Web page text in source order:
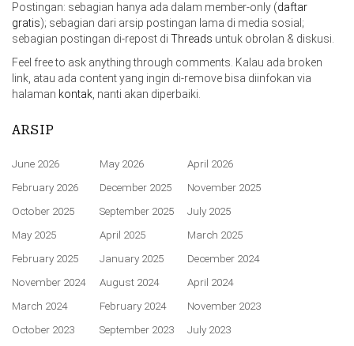
Postingan: sebagian hanya ada dalam member-only (daftar
gratis); sebagian dari arsip postingan lama di media sosial;
sebagian postingan di-repost di Threads untuk obrolan & diskusi.
Feel free to ask anything through comments. Kalau ada broken
link, atau ada content yang ingin di-remove bisa diinfokan via
halaman kontak , nanti akan diperbaiki.
ARSIP
June 2026 May 2026
April 2026
February 2026
December 2025
November 2025
October 2025
September 2025
July 2025
May 2025
April 2025
March 2025
February 2025
January 2025
December 2024
November 2024
August 2024
April 2024
March 2024
February 2024
November 2023
October 2023
September 2023
July 2023